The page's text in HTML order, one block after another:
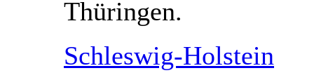
Thüringen.
Schleswig-Holstein